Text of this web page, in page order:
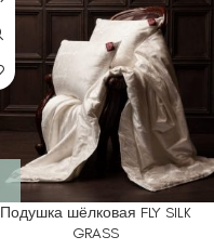
Подушка шёлковая FLY SILK
GRASS